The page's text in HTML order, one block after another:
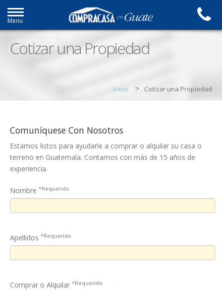
Menu
Cotizar una Propiedad
Inicio > Cotizar una Propiedad
Comuníquese Con Nosotros
Estamos listos para ayudarle a comprar o alquilar su casa o
terreno en Guatemala. Contamos con más de 15 años de
experiencia.
Nombre *Requerido
Apellidos *Requerido
Comprar o Alquilar *Requerido